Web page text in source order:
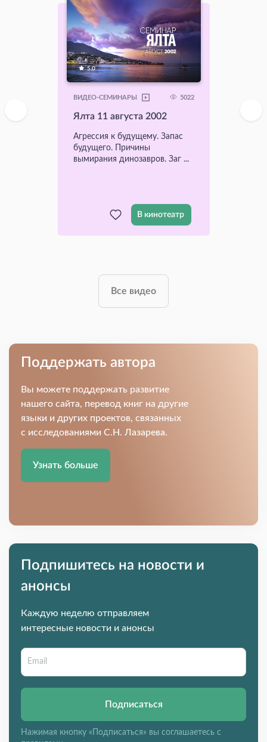
5.0
ВИДЕО-СЕМИНАРЫ 5022
Ялта 11 августа 2002
Агрессия к будущему. Запас
будущего. Причины
вымирания динозавров. Заг ...
В кинотеатр
Все видео
Поддержать автора
Вы можете поддержать развитие
нашего сайта, перевод книг на другие
языки и других проектов, связанных
с исследованиями С.Н. Лазарева.
Узнать больше
Подпишитесь на новости и
анонсы
Каждую неделю отправляем
интересные новости и анонсы
Подписаться
Нажимая кнопку «Подписаться» вы соглашаетесь с